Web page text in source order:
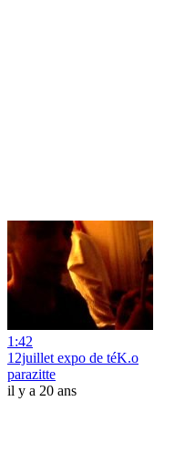
1:42
12juillet expo de téK.o
parazitte
il y a 20 ans